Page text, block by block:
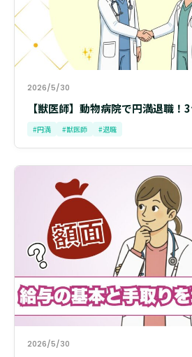
2026/5/30
【獣医師】動物病院で円満退職！
#円満 #獣医師 #退職
2026/5/30